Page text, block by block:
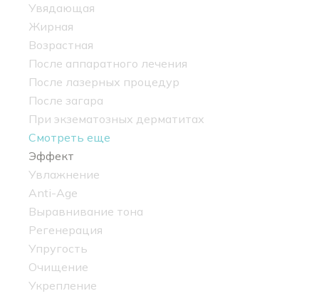
Увядающая
Жирная
Возрастная
После аппаратного лечения
После лазерных процедур
После загара
При экзематозных дерматитах
Смотреть еще
Эффект
Увлажнение
Anti-Age
Выравнивание тона
Регенерация
Упругость
Очищение
Укрепление